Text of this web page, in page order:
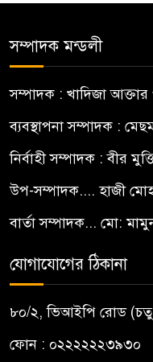
সম্পাদক মন্ডলী
সম্পাদক : খাদিজা আক্তার
ব্যবস্থাপনা সম্পাদক :
নির্বাহী সম্পাদক : বীর
উপ-সম্পাদক.... হাজী
বার্তা সম্পাদক... মো:
যোগাযোগের ঠিকানা
৮০/২, ভিআইপি রোড
ফোন : ০২২২২২২৩৯৩০